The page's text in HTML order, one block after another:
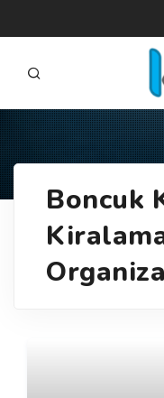
ÜRÜNLER
YARDIM
Boncuk